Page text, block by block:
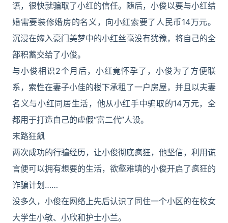
语，很快就骗取了小红的信任。随后，小俊以要与小红结
婚需要装修婚房的名义，向小红索要了人民币14万元。
沉浸在嫁入豪门美梦中的小红丝毫没有犹豫，将自己的全
部积蓄交给了小俊。
与小俊相识2个月后，小红竟怀孕了，小俊为了方便联
系，索性在妻子小佳的楼下承租了一户房屋，并且以夫妻
名义与小红同居生活，他从小红手中骗取的14万元，全
都用于打造自己的虚假“富二代”人设。
末路狂飙
两次成功的行骗经历，让小俊彻底疯狂，他坚信，利用谎
言便可以拥有想要的生活，欲壑难填的小俊开启了疯狂的
诈骗计划……
没多久，小俊在网络上先后认识了同住一个小区的在校女
大学生小敏、小欣和护士小兰。